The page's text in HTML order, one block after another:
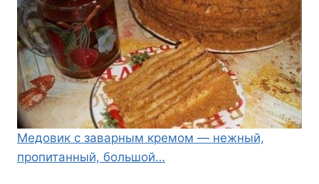
Медовик с заварным кремом — нежный,
пропитанный, большой…